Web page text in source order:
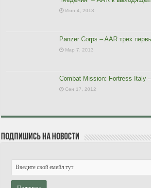
Июн 4, 2013
Panzer Corps – AAR трех
Мар 7, 2013
Combat Mission: Fortress Italy
Сен 17, 2012
Подпишись на новости